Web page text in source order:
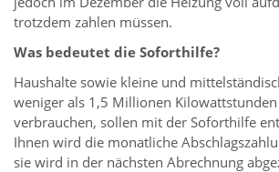
trotzdem zahlen müssen.
Was bedeutet die Soforthilfe?
Haushalte sowie kleine und
weniger als 1,5 Millionen Kilowattstunden
verbrauchen, sollen mit der Soforthilfe
Ihnen wird die monatliche
sie wird in der nächsten Abrechnung